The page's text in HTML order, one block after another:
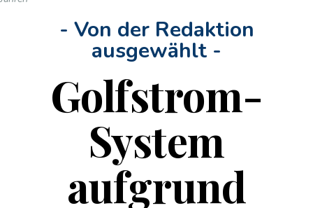
- Von der Redaktion
ausgewählt -
Golfstrom-
System
aufgrund